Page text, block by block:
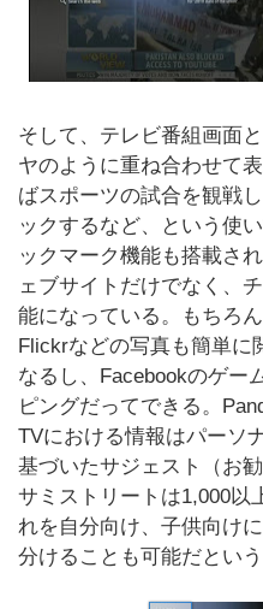
そして、テレビ番組画面
ヤのように重ね合わせて
ばスポーツの試合を観戦
ックするなど、という使
ックマーク機能も搭載さ
ェブサイトだけでなく、
能になっている。もちろ
Flickrなどの写真も簡単に
なるし、Facebookのゲー
ピングだってできる。
TVにおける情報はパーソ
基づいたサジェスト（お
サミストリートは1,000以
れを自分向け、子供向け
分けることも可能だという